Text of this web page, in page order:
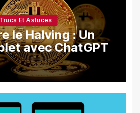
Trucs Et Astuces
le Halving : Un
avec ChatGPT